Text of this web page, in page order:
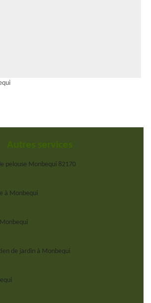
Autres services
pelouse Monbequi 82170
à Monbequi
de jardin à Monbequi